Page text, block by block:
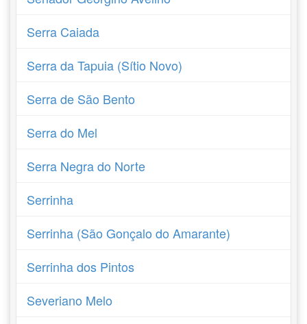
Serra Caiada
Serra da Tapuia (Sítio Novo)
Serra de São Bento
Serra do Mel
Serra Negra do Norte
Serrinha
Serrinha (São Gonçalo do Amarante)
Serrinha dos Pintos
Severiano Melo